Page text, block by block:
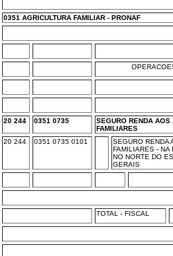
0351 AGRICULTURA FAMILIAR - PRONAF
20 244 0351 0735
SEGURO RENDA AOS
FAMILIARES
20 244
0351 0735 0101
SEGURO RENDA
FAMILIARES - NA
NO NORTE DO
GERAIS
TOTAL - FISCAL